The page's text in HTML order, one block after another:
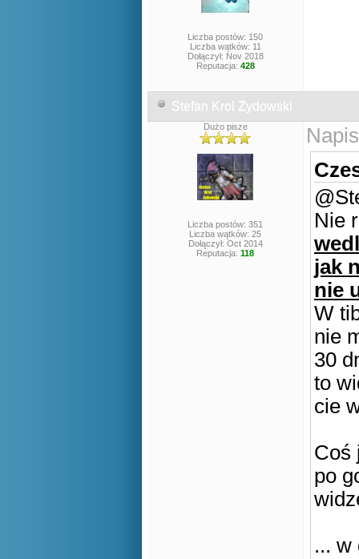
Liczba postów: 150
Liczba wątków: 11
Dołączył: Nov 2018
Reputacja: 428
Stefan Krol Zydowski
Dużo pisze
Liczba postów: 351
Liczba wątków: 25
Dołączył: Oct 2014
Reputacja: 118
Nie
jak
nie
W
nie
30
to
cie
Coś
po
... w